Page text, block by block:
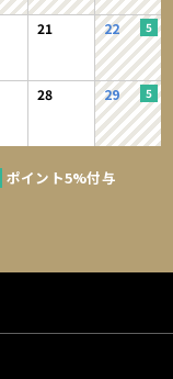
21 22
28 29
ポイント5%付与